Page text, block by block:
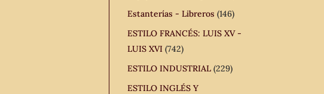
Estanterías - Libreros (146)
ESTILO FRANCÉS: LUIS XV -
LUIS XVI (742)
ESTILO INDUSTRIAL (229)
ESTILO INGLÉS Y